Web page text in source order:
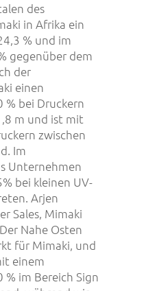
des
in Afrika ein
% und im
gegenüber dem
der
einen
bei Druckern
m und ist mit
zwischen
Im
Unternehmen
bei kleinen UV-
Arjen
Sales, Mimaki
Nahe Osten
für Mimaki, und
einem
im Bereich Sign